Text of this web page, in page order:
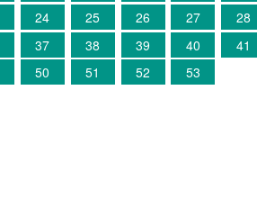
24 25 26 27 28
37 38 39 40 41
50 51 52 53